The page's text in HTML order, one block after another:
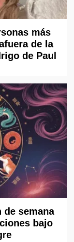
más
de la
de Paul
de semana
bajo